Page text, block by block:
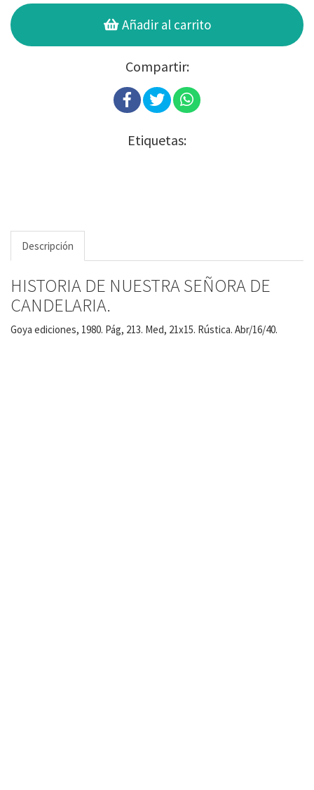
Añadir al carrito
Compartir:
Etiquetas:
Descripción
HISTORIA DE NUESTRA SEÑORA DE
CANDELARIA.
Goya ediciones, 1980. Pág, 213. Med, 21x15. Rústica. Abr/16/40.